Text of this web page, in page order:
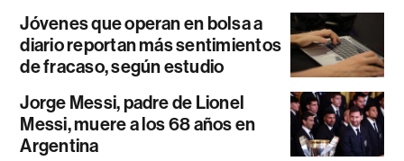
Jóvenes que operan en bolsa a
diario reportan más sentimientos
de fracaso, según estudio
Jorge Messi, padre de Lionel
Messi, muere a los 68 años en
Argentina